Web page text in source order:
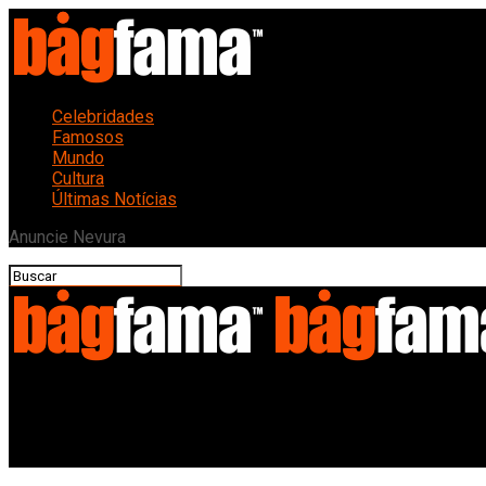
Celebridades
Famosos
Mundo
Cultura
Últimas Notícias
Anuncie Nevura